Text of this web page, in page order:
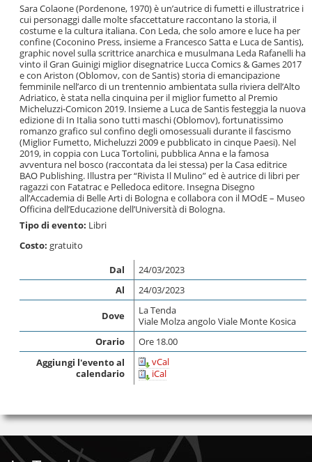
Sara Colaone (Pordenone, 1970) è un’autrice di fumetti e illustratrice i
cui personaggi dalle molte sfaccettature raccontano la storia, il
costume e la cultura italiana. Con Leda, che solo amore e luce ha per
confine (Coconino Press, insieme a Francesco Satta e Luca de Santis),
graphic novel sulla scrittrice anarchica e musulmana Leda Rafanelli ha
vinto il Gran Guinigi miglior disegnatrice Lucca Comics & Games 2017
e con Ariston (Oblomov, con de Santis) storia di emancipazione
femminile nell’arco di un trentennio ambientata sulla riviera dell’Alto
Adriatico, è stata nella cinquina per il miglior fumetto al Premio
Micheluzzi-Comicon 2019. Insieme a Luca de Santis festeggia la nuova
edizione di In Italia sono tutti maschi (Oblomov), fortunatissimo
romanzo grafico sul confino degli omosessuali durante il fascismo
(Miglior Fumetto, Micheluzzi 2009 e pubblicato in cinque Paesi). Nel
2019, in coppia con Luca Tortolini, pubblica Anna e la famosa
avventura nel bosco (raccontata da lei stessa) per la Casa editrice
BAO Publishing. Illustra per “Rivista Il Mulino” ed è autrice di libri per
ragazzi con Fatatrac e Pelledoca editore. Insegna Disegno
all’Accademia di Belle Arti di Bologna e collabora con il MOdE – Museo
Officina dell’Educazione dell’Università di Bologna.
Tipo di evento: Libri
Costo: gratuito
Dal
24/03/2023
Al
24/03/2023
Dove
La Tenda
Viale Molza angolo Viale Monte Kosica
Orario
Ore 18.00
Aggiungi l'evento al
calendario
vCal
iCal